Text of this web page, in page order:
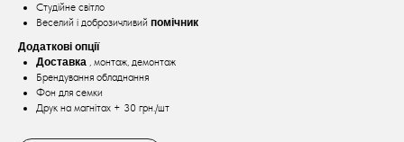
Студійне світло
Веселий і доброзичливий помічник
Додаткові опції
Доставка , монтаж, демонтаж
Брендування обладнання
Фон для семки
Друк на магнітах + 30 грн./шт